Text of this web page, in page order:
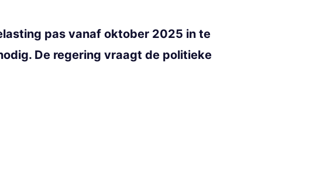
pas vanaf oktober 2025 in te
De regering vraagt de politieke